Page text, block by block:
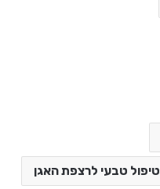
טיפול טבעי לרצפת האגן